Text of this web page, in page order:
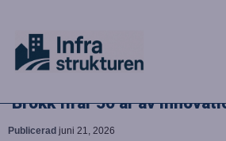
Brokk firar 50 år av
Publicerad juni 21, 2026